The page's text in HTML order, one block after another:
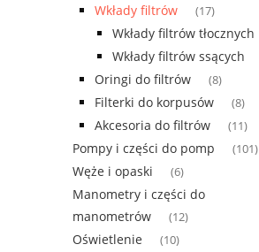
Wkłady filtrów (17)
Wkłady filtrów tłocznych
Wkłady filtrów ssących
Oringi do filtrów (8)
Filterki do korpusów (8)
Akcesoria do filtrów (11)
Pompy i części do pomp (101)
Węże i opaski (6)
Manometry i części do
manometrów
(12)
Oświetlenie (10)